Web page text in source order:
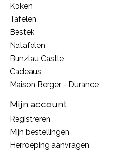
Koken
Tafelen
Bestek
Natafelen
Bunzlau Castle
Cadeaus
Maison Berger - Durance
Mijn account
Registreren
Mijn bestellingen
Herroeping aanvragen